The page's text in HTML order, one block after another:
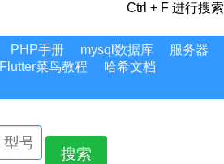
Ctrl + F 进行搜索
PHP手册 mysql数据库
服务器
Flutter菜鸟教程
哈希文档
搜索